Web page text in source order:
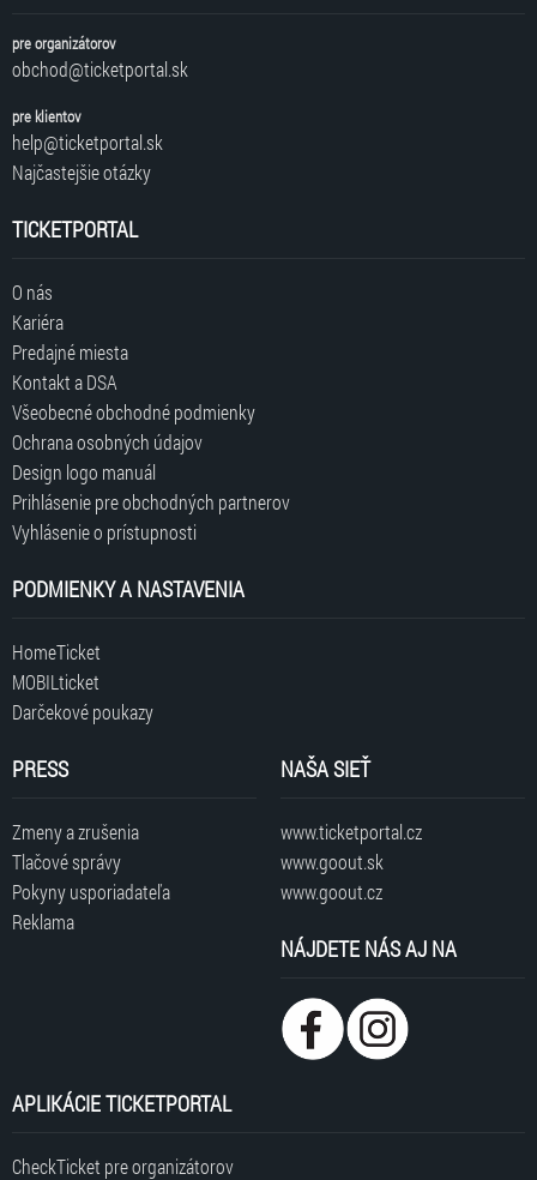
pre organizátorov
obchod@ticketportal.sk
pre klientov
help@ticketportal.sk
Najčastejšie otázky
TICKETPORTAL
O nás
Kariéra
Predajné miesta
Kontakt a DSA
Všeobecné obchodné podmienky
Ochrana osobných údajov
Design logo manuál
Prihlásenie pre obchodných partnerov
Vyhlásenie o prístupnosti
PODMIENKY A NASTAVENIA
HomeTicket
MOBILticket
Darčekové poukazy
PRESS
Zmeny a zrušenia
Tlačové správy
Pokyny usporiadateľa
Reklama
NAŠA SIEŤ
www.ticketportal.cz
www.goout.sk
www.goout.cz
NÁJDETE NÁS AJ NA
APLIKÁCIE TICKETPORTAL
CheckTicket pre organizátorov